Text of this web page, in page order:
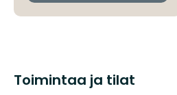
Toimintaa ja tilat